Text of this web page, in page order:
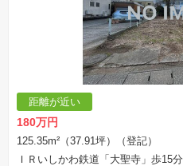
距離が近い
180万円
125.35m²（37.91坪）（登記）
ＩＲいしかわ鉄道「大聖寺」歩15分